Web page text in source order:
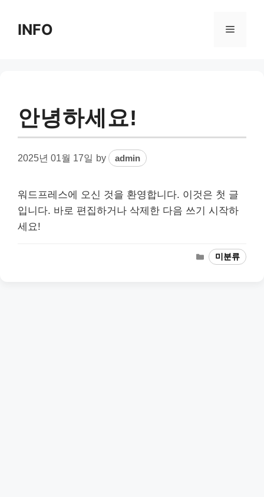
contentINFO Menu
안녕하세요!
2025년 01월 17일 by admin
워드프레스에 오신 것을 환영합니다. 이것은 첫 글
입니다. 바로 편집하거나 삭제한 다음 쓰기 시작하
세요!
Categories
미분류